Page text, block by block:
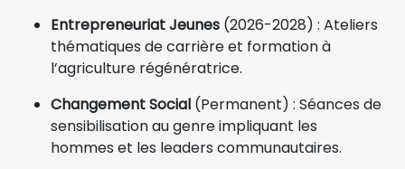
Entrepreneuriat Jeunes (2026-2028) : Ateliers
thématiques de carrière et formation à
l’agriculture régénératrice.
Changement Social (Permanent) : Séances de
sensibilisation au genre impliquant les
hommes et les leaders communautaires.